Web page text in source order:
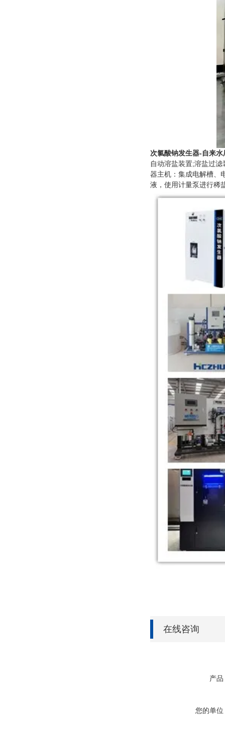
次氯酸钠发生器-自来水
自动溶盐装置;溶盐过
器主机：集成电解槽、
液，使用计量泵进行稀
在线咨询
产品
您的单位